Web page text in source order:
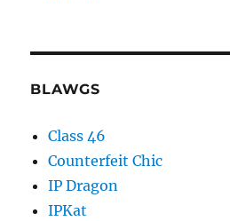
BLAWGS
Class 46
Counterfeit Chic
IP Dragon
IPKat